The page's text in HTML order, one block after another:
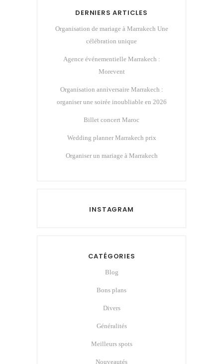
DERNIERS ARTICLES
Organisation de mariage à Marrakech Une
célébration unique
Agence événementielle Marrakech :
Morevent
Organisation anniversaire Marrakech :
organiser une soirée inoubliable en 2026
Billet concert Maroc
Wedding planner Marrakech prix
Organiser un mariage à Marrakech
INSTAGRAM
CATÉGORIES
Blog
Bons plans
Divers
Généralités
Meilleurs spots
Nouveautés